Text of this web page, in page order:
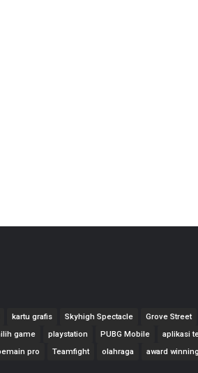
kartu grafis Skyhigh Spectacle
Grove Street
game playstation PUBG Mobile
aplikasi
pro Teamfight olahraga
award